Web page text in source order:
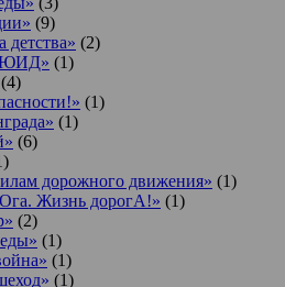
(9)
детства» (2)
ЮИД» (1)
(4)
(1)
(1)
(6)
дорожного движения» (1)
Жизнь дорогА!» (1)
(2)
(1)
(1)
(1)